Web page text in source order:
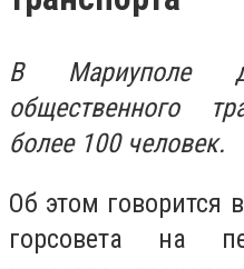
В Мариуполе
общественного
более 100 человек.
Об этом говорится
горсовета на